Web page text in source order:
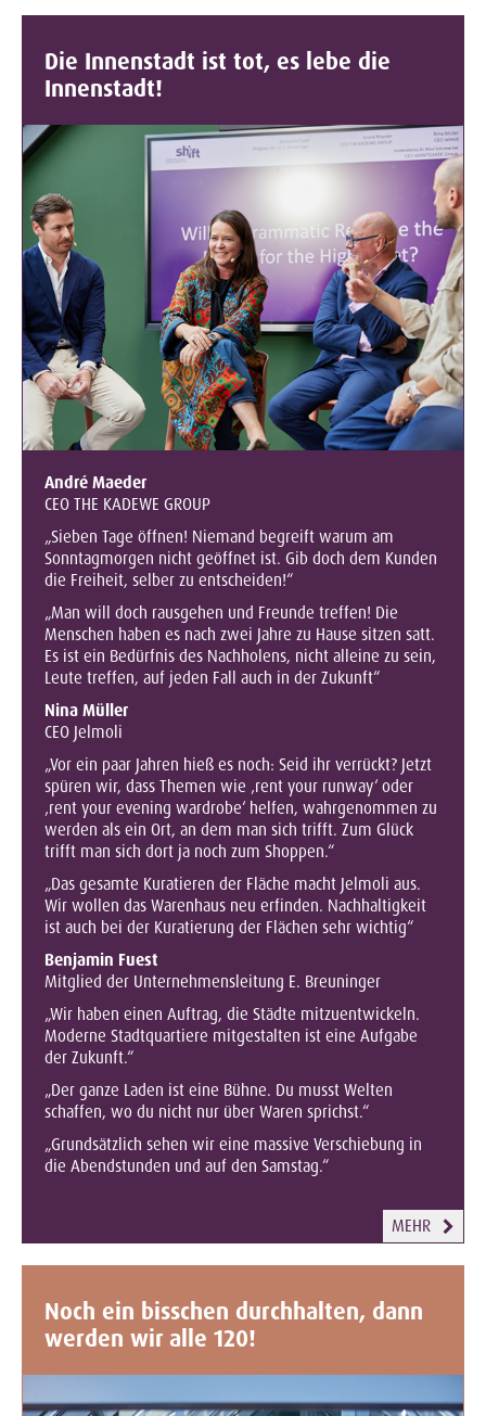
Die Innenstadt ist tot, es lebe die
Innenstadt!
André Maeder
CEO THE KADEWE GROUP
„Sieben Tage öffnen! Niemand begreift warum am
Sonntagmorgen nicht geöffnet ist. Gib doch dem Kunden
die Freiheit, selber zu entscheiden!“
„Man will doch rausgehen und Freunde treffen! Die
Menschen haben es nach zwei Jahre zu Hause sitzen satt.
Es ist ein Bedürfnis des Nachholens, nicht alleine zu sein,
Leute treffen, auf jeden Fall auch in der Zukunft“
Nina Müller
CEO Jelmoli
„Vor ein paar Jahren hieß es noch: Seid ihr verrückt? Jetzt
spüren wir, dass Themen wie ‚rent your runway‘ oder
‚rent your evening wardrobe‘ helfen, wahrgenommen zu
werden als ein Ort, an dem man sich trifft. Zum Glück
trifft man sich dort ja noch zum Shoppen.“
„Das gesamte Kuratieren der Fläche macht Jelmoli aus.
Wir wollen das Warenhaus neu erfinden. Nachhaltigkeit
ist auch bei der Kuratierung der Flächen sehr wichtig“
Benjamin Fuest
Mitglied der Unternehmensleitung E. Breuninger
„Wir haben einen Auftrag, die Städte mitzuentwickeln.
Moderne Stadtquartiere mitgestalten ist eine Aufgabe
der Zukunft.“
„Der ganze Laden ist eine Bühne. Du musst Welten
schaffen, wo du nicht nur über Waren sprichst.“
„Grundsätzlich sehen wir eine massive Verschiebung in
die Abendstunden und auf den Samstag.“
MEHR
Noch ein bisschen durchhalten, dann
werden wir alle 120!